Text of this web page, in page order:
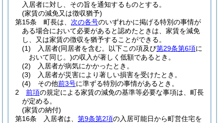
入居者に対し、その旨を通知するものとする。
(家賃の減免又は徴収猶予)
第15条
町長は、 次の各号のいずれかに掲げる特別の事情が
ある場合において必要があると認めたときは、家賃を減免
し、又は家賃の徴収を猶予することができる。
(1)
入居者(同居者を含む。以下この項及び第29条第6項に
おいて同じ。)の収入が著しく低額であるとき。
(2)
入居者が病気にかかったとき。
(3)
入居者が災害により著しい損害を受けたとき。
(4)
その他前3号に準ずる特別の事情があるとき。
2
前項の規定による家賃の減免の基準等必要な事項は、町長
が定める。
(家賃の納付)
第16条
入居者は、 第9条第2項の入居可能日から町営住宅を